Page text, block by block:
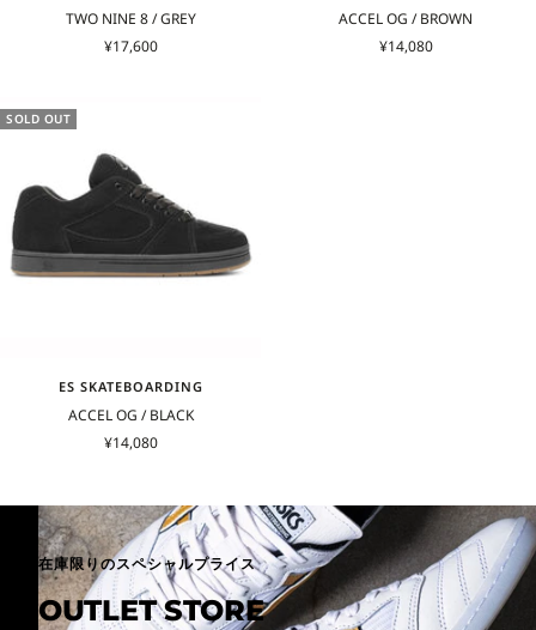
TWO NINE 8 / GREY
セ
¥17,600
ACCEL OG / BROWN
セ
¥14,080
SOLD OUT
ES SKATEBOARDING
ACCEL OG / BLACK
セ
価
格
¥14,080
在庫限りのスペシャルプライス
OUTLET STORE